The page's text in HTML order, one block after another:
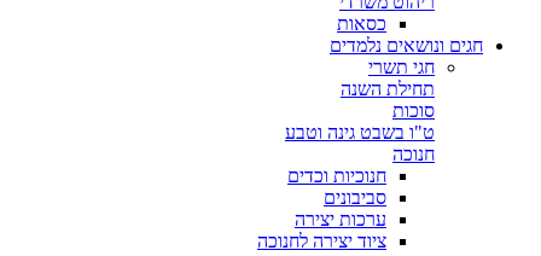
כסאות
חגים ונושאים נלמדים
חגי תשרי
תחילת השנה
סוכות
ט"ו בשבט גינה וטבע
חנוכה
חנוכיות וכדים
סביבונים
ערכות יצירה
ציוד יצירה לחנוכה